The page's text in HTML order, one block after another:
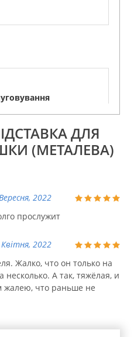
ДЛЯ
(МЕТАЛЕВА)
2022
прослужит
2022
Жалко, что он только на
несколько. А так, тяжёлая, и
жалею, что раньше не